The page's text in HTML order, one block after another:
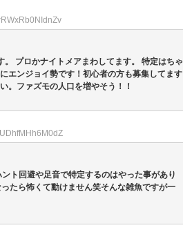
。 プロかナイトメアまわしてます。 特定はちゃ
エンジョイ勢です！初心者の方も募集してます
。ファズモの人口を増やそう！！
ト回避や足音で特定するのはやった事があり
たら怖くて動けません笑そんな雑魚ですが一